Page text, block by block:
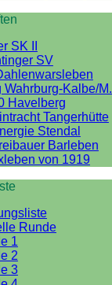
SK II
SV
Wahrburg-Kalbe/M.
Havelberg
Tangerhütte
Stendal
Barleben
von 1919
Runde
1
2
3